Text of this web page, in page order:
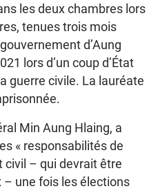
les deux chambres lors
tenues trois mois
d’Aung
lors d’un coup d’État
guerre civile. La lauréate
Min Aung Hlaing, a
« responsabilités de
civil – qui devrait être
une fois les élections